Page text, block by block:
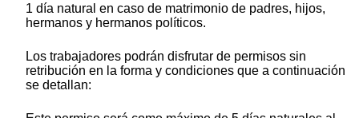
1 día natural en caso de matrimonio de padres, hijos,
hermanos y hermanos políticos.
Los trabajadores podrán disfrutar de permisos sin
retribución en la forma y condiciones que a continuación
se detallan: